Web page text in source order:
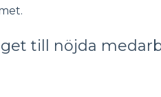
till nöjda